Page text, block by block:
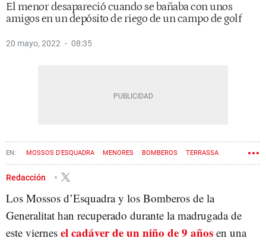
El menor desapareció cuando se bañaba con unos
amigos en un depósito de riego de un campo de golf
20 mayo, 2022 08:35
MOSSOS D'ESQUADRA MENORES BOMBEROS TERRASSA
SEM
Redacción
Los Mossos d’Esquadra y los Bomberos de la
Generalitat han recuperado durante la madrugada de
este viernes el cadáver de un niño de 9 años en una